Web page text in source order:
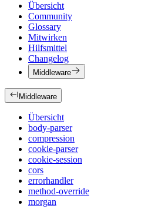
Übersicht
Community
Glossary
Mitwirken
Hilfsmittel
Changelog
Middleware
Middleware
Übersicht
body-parser
compression
cookie-parser
cookie-session
cors
errorhandler
method-override
morgan